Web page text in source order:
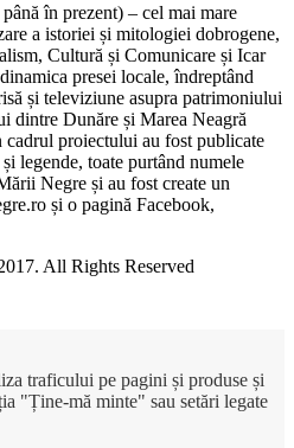
în prezent) – cel mai mare
a istoriei și mitologiei dobrogene,
Cultură și Comunicare și Icar
presei locale, îndreptând
și televiziune asupra patrimoniului
dintre Dunăre și Marea Neagră
cadrul proiectului au fost publicate
legende, toate purtând numele
Negre și au fost create un
și o pagină Facebook,
All Rights Reserved
traficului pe pagini și produse și
"Ține-mă minte" sau setări legate